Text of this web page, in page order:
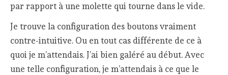
par rapport à une molette qui tourne dans le vide.
Je trouve la configuration des boutons vraiment
contre-intuitive. Ou en tout cas différente de ce à
quoi je m’attendais. J’ai bien galéré au début. Avec
une telle configuration, je m’attendais à ce que le